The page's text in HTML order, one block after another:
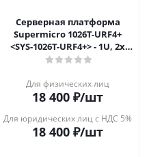
Серверная платформа
Supermicro 1026T-URF4+
<SYS-1026T-URF4+> - 1U, 2x
LGA1366, 8x 2.5", 4x1GbE
Для физических лиц
18 400 ₽/шт
Для юридических лиц с НДС 5%
18 400 ₽/шт